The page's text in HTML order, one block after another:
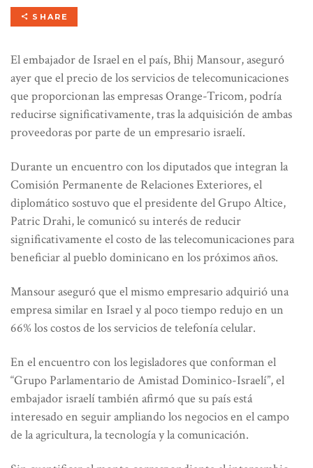
SHARE
El embajador de Israel en el país, Bhij Mansour, aseguró
ayer que el precio de los servicios de telecomunicaciones
que proporcionan las empresas Orange-Tricom, podría
reducirse significativamente, tras la adquisición de ambas
proveedoras por parte de un empresario israelí.
Durante un encuentro con los diputados que integran la
Comisión Permanente de Relaciones Exteriores, el
diplomático sostuvo que el presidente del Grupo Altice,
Patric Drahi, le comunicó su interés de reducir
significativamente el costo de las telecomunicaciones para
beneficiar al pueblo dominicano en los próximos años.
Mansour aseguró que el mismo empresario adquirió una
empresa similar en Israel y al poco tiempo redujo en un
66% los costos de los servicios de telefonía celular.
En el encuentro con los legisladores que conforman el
“Grupo Parlamentario de Amistad Dominico-Israelí”, el
embajador israelí también afirmó que su país está
interesado en seguir ampliando los negocios en el campo
de la agricultura, la tecnología y la comunicación.